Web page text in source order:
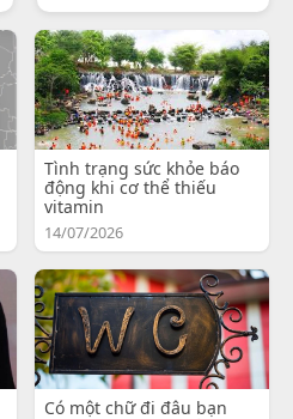
Tình trạng sức khỏe báo
động khi cơ thể thiếu
vitamin
14/07/2026
Có một chữ đi đâu bạn